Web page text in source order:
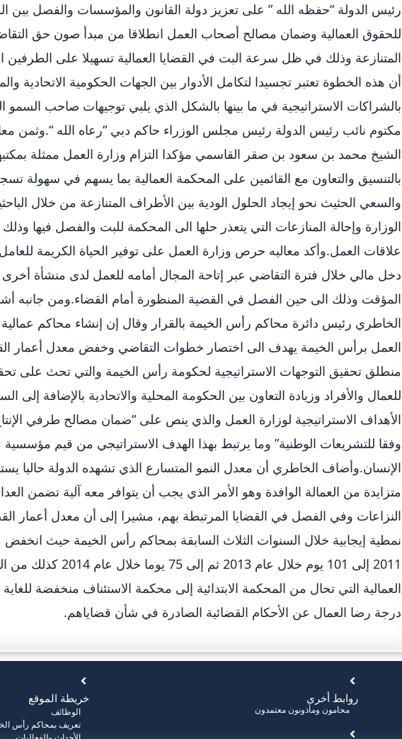
رئيس الدولة “حفظه الله ” على تعزيز دولة القانون والمؤسسات والفصل بين
للحقوق العمالية وضمان مصالح أصحاب العمل انطلاقا من مبدأ صون حق
المتنازعة وذلك في ظل سرعة البت في القضايا العمالية تسهيلا على الطرفين
أن هذه الخطوة تعتبر تجسيدا لتكامل الأدوار بين الجهات الحكومية الاتحادية
بالشراكات الاستراتيجية في ما بينها بالشكل الذي يلبي توجيهات صاحب
مكتوم نائب رئيس الدولة رئيس مجلس الوزراء حاكم دبي “رعاه الله “.وثمن
الشيخ محمد بن سعود بن صقر القاسمي مؤكدا التزام وزارة العمل ممثلة
بالتنسيق والتعاون مع القائمين على المحكمة العمالية بما يسهم في سهولة
والسعي الحثيث نحو إيجاد الحلول الودية بين الأطراف المتنازعة من خلال
الوزارة وإحالة المنازعات التي يتعذر حلها الى المحكمة للبت والفصل فيها وذلك
علاقات العمل.وأكد معاليه حرص وزارة العمل على توفير الحياة الكريمة
دخل مالي خلال فترة التقاضي عبر إتاحة المجال أمامه للعمل لدى منشأة
المؤقت وذلك الى حين الفصل في القضية المنظورة أمام القضاء.ومن جانبه
الخاطري رئيس دائرة محاكم رأس الخيمة بالقرار وقال إن إنشاء محاكم
العمل برأس الخيمة يهدف الى اختصار خطوات التقاضي وخفض معدل أعمار
منطلق تحقيق التوجهات الاستراتيجية لحكومة رأس الخيمة والتي تحث على
للعمال والأفراد وزيادة التعاون بين الحكومة المحلية والاتحادية بالإضافة إلى
الأهداف الاستراتيجية لوزارة العمل والذي ينص على “ضمان مصالح طرفي
وفقا للتشريعات الوطنية” وما يرتبط بهذا الهدف الاستراتيجي من قيم
الإنسان.وأضاف الخاطري أن معدل النمو المتسارع الذي تشهده الدولة حاليا
متزايدة من العمالة الوافدة وهو الأمر الذي يجب أن يتوافر معه آلية تضمن
النزاعات وفي الفصل في القضايا المرتبطة بهم، مشيرا إلى أن معدل أعمار
2011 إلى 101 يوم خلال عام
العمالية التي تحال من المحكمة الابتدائية إلى محكمة الاستئناف منخفضة
درجة رضا العمال عن الأحكام القضائية الصادرة في شأن قضاياهم.
خريطة الموقع
الوظائف
تعريف بمحاكم رأس
روابط أخرى
محامون ومأذونون معتمدون